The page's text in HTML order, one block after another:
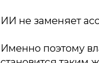
ИИ не заменяет
Именно поэтому